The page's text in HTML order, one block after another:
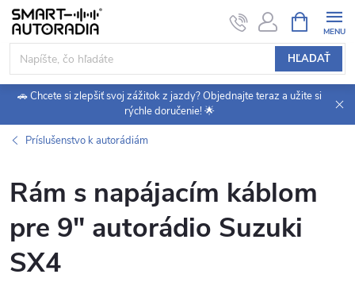
Prejsť
obsah
HĽADAŤ
KOŠÍK
🚗 Chcete si zlepšiť svoj zážitok z jazdy? Objednajte teraz a užite si
rýchle doručenie! 🌟
Príslušenstvo k autorádiám
Rám s napájacím káblom
pre 9" autorádio Suzuki
SX4